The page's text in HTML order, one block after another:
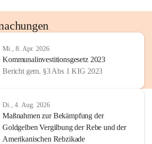
Mi., 8. Apr. 2026
Kommunalinvestitionsgesetz 2023
Bericht gem. §3 Abs 1 KIG 2023
Di., 4. Aug. 2026
Maßnahmen zur Bekämpfung der
Goldgelben Vergilbung der Rebe und der
Amerikanischen Rebzikade